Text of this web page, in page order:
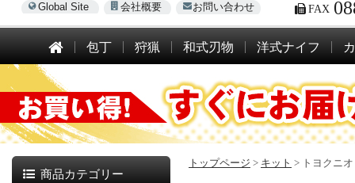
Global Site 会社概要 お問い合わせ FAX
包丁 狩猟 和式刃物 洋式ナイフ
トップページ > キット > トヨクニ
商品カテゴリー